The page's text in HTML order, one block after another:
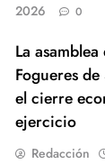
2026
0
La
Fogueres
el cierre
ejercicio
Redacción